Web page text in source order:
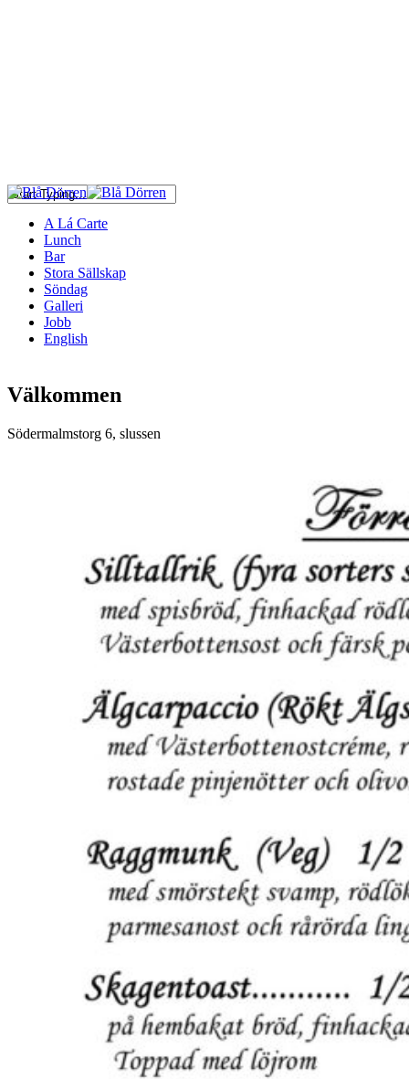
A Lá Carte
Lunch
Bar
Stora Sällskap
Söndag
Galleri
Jobb
English
Välkommen
Södermalmstorg 6, slussen